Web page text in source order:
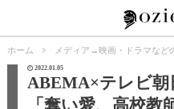
ホーム メディア →映画・ドラマなど
2022.01.05
ABEMA×テレビ
「奪い愛、高校